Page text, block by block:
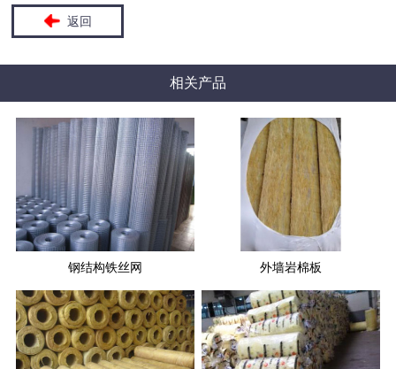
返回
相关产品
钢结构铁丝网 外墙岩棉板